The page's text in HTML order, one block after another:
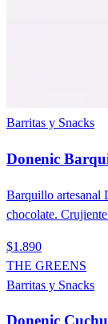
Barritas y Snacks
Donenic
Barquillo artesanal
chocolate.
$1.890
THE GREENS
Barritas y Snacks
Donenic